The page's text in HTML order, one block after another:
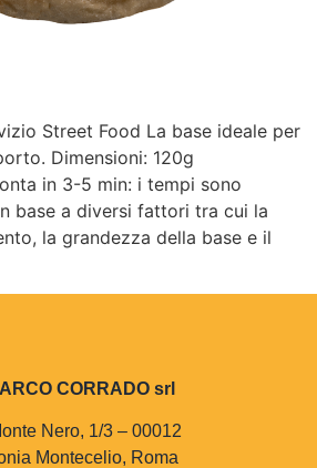
Street Food La base ideale per
Dimensioni: 120g
in 3-5 min: i tempi sono
base a diversi fattori tra cui la
la grandezza della base e il
CORRADO srl
Nero, 1/3 – 00012
Montecelio, Roma